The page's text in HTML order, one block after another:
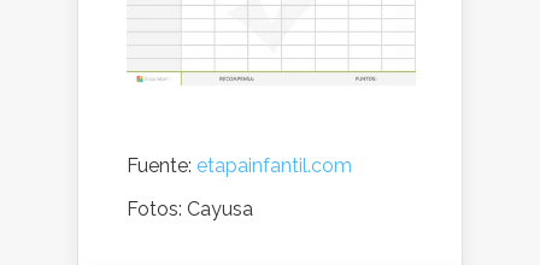
Fuente: etapainfantil.com
Fotos: Cayusa